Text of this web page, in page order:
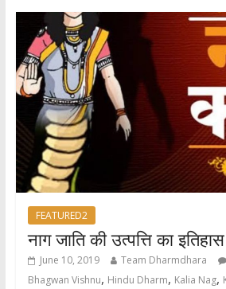
A
p
p
o
o
k
FEATURED2
नाग जाति की उत्पत्ति का इतिहास
June 10, 2019 Team Dharmdhara
Bhagwan Vishnu, Hindu Dharm, Kalia Nag,